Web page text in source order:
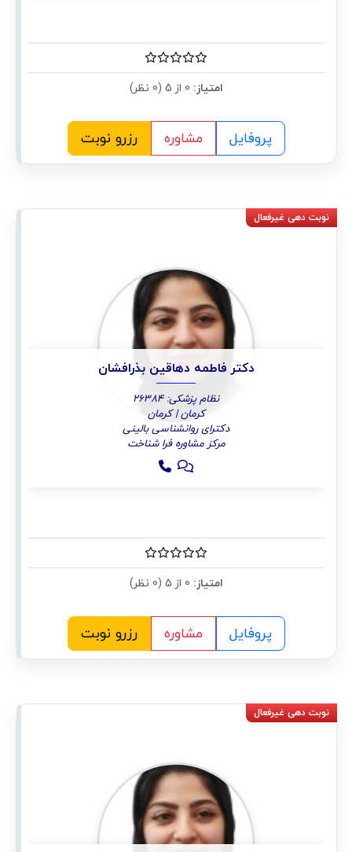
امتیاز:
پروفایل مشاوره رزرو نوبت
دکتر فاطمه دهاقین بذرافشان
نظام پزشکی: 26384
کرمان | کرمان
دکترای روانشناسی بالینی
مرکز مشاوره فرا شناخت
امتیاز:
پروفایل مشاوره رزرو نوبت